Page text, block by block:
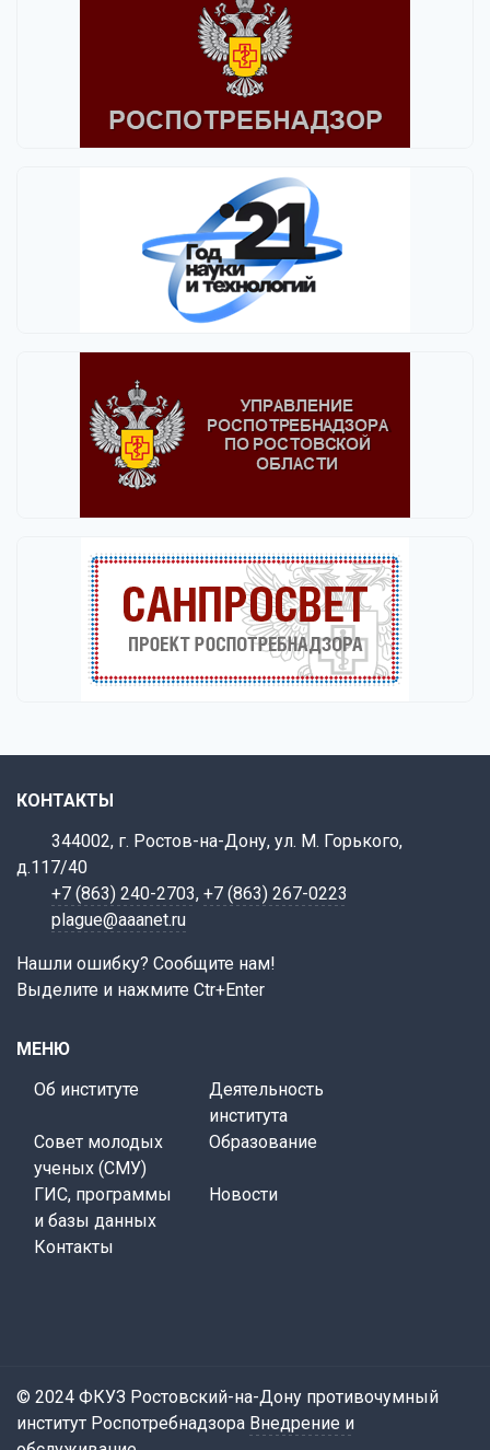
КОНТАКТЫ
344002, г. Ростов-на-Дону, ул. М. Горького,
д.117/40
+7 (863) 240-2703, +7 (863) 267-0223
plague@aaanet.ru
Нашли ошибку? Сообщите нам!
Выделите и нажмите Ctr+Enter
МЕНЮ
Об институте
Деятельность
института
Совет молодых
ученых (СМУ)
Образование
ГИС, программы
и базы данных
Новости
Контакты
© 2024 ФКУЗ Ростовский-на-Дону противочумный
институт Роспотребнадзора Внедрение и